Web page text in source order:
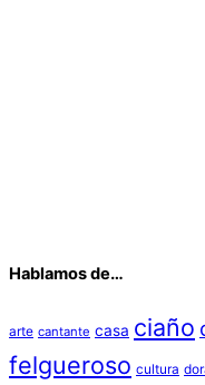
Hablamos de…
arte cantante casa ciaño
felgueroso cultura